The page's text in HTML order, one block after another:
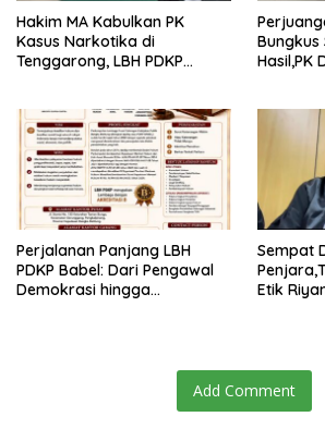
Hakim MA Kabulkan PK
Kasus Narkotika di
Tenggarong, LBH PDKP
Berkeadilan
Bungkus
Hasil,PK
Perjalanan Panjang LBH
PDKP Babel: Dari Pengawal
Demokrasi hingga
Sempat
Etik
Add Comment